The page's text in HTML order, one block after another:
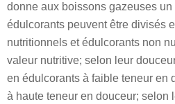
donne aux boissons gazeuses un
édulcorants peuvent être divisés
nutritionnels et édulcorants non
valeur nutritive; selon leur
en édulcorants à faible teneur en
à haute teneur en douceur; selon